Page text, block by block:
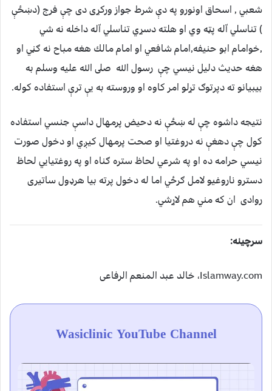
شعبي , اسحاق اونورو په دې شرط جواز وركړى دى چې فرج (دښځې
) تناسلي اّله پټه وي او هلته دسړي تناسلي اّله داخله نه شي
,خوامام ابو حنيفه,امام شافعي او امام مالك هغه مباح نه ګڼي او
هغه حديث دليل نيسي چې رسول الله صلى الله عليه وسلم به
بيبيانو ته دپرتوګ تړلو امر كاوه او وروسته به يې ترې استفاده كوله.
نتيجه داشوه چې له ښځې نه دحيض پرمهال داسې جنسي استفاده
كول چې دهغې نه دروغتيا او صحت پرمهال كيږي او دخول صورت
نيسي حرامه ده او په شرعي لحاظ ستره ګناه او په روغتيايي لحاظ
دسترو ناروغيو لامل ګرځي اما له دخول پرته بيا هرډول ساتيرى
روادى ان كه مني هم لاړشي.
سرچينه:
Islamway.com، خالد عبد المنعم الرفاعى
Wasiclinic YouTube Channel